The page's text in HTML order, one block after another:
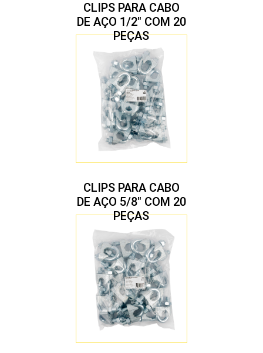
CLIPS PARA CABO
DE AÇO 1/2″ COM 20
PEÇAS
CLIPS PARA CABO
DE AÇO 5/8″ COM 20
PEÇAS